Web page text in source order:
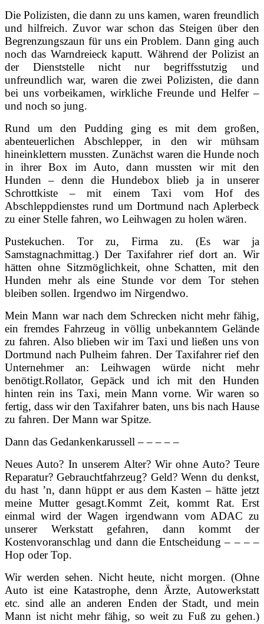
Die Polizisten, die dann zu uns kamen, waren freundlich
und hilfreich. Zuvor war schon das Steigen über den
Begrenzungszaun für uns ein Problem. Dann ging auch
noch das Warndreieck kaputt. Während der Polizist an
der Dienststelle nicht nur begriffsstutzig und
unfreundlich war, waren die zwei Polizisten, die dann
bei uns vorbeikamen, wirkliche Freunde und Helfer –
und noch so jung.
Rund um den Pudding ging es mit dem großen,
abenteuerlichen Abschlepper, in den wir mühsam
hineinklettern mussten. Zunächst waren die Hunde noch
in ihrer Box im Auto, dann mussten wir mit den
Hunden – denn die Hundebox blieb ja in unserer
Schrottkiste – mit einem Taxi vom Hof des
Abschleppdienstes rund um Dortmund nach Aplerbeck
zu einer Stelle fahren, wo Leihwagen zu holen wären.
Pustekuchen. Tor zu, Firma zu. (Es war ja
Samstagnachmittag.) Der Taxifahrer rief dort an. Wir
hätten ohne Sitzmöglichkeit, ohne Schatten, mit den
Hunden mehr als eine Stunde vor dem Tor stehen
bleiben sollen. Irgendwo im Nirgendwo.
Mein Mann war nach dem Schrecken nicht mehr fähig,
ein fremdes Fahrzeug in völlig unbekanntem Gelände
zu fahren. Also blieben wir im Taxi und ließen uns von
Dortmund nach Pulheim fahren. Der Taxifahrer rief den
Unternehmer an: Leihwagen würde nicht mehr
benötigt.Rollator, Gepäck und ich mit den Hunden
hinten rein ins Taxi, mein Mann vorne. Wir waren so
fertig, dass wir den Taxifahrer baten, uns bis nach Hause
zu fahren. Der Mann war Spitze.
Dann das Gedankenkarussell – – – – –
Neues Auto? In unserem Alter? Wir ohne Auto? Teure
Reparatur? Gebrauchtfahrzeug? Geld? Wenn du denkst,
du hast ’n, dann hüppt er aus dem Kasten – hätte jetzt
meine Mutter gesagt.Kommt Zeit, kommt Rat. Erst
einmal wird der Wagen irgendwann vom ADAC zu
unserer Werkstatt gefahren, dann kommt der
Kostenvoranschlag und dann die Entscheidung – – – –
Hop oder Top.
Wir werden sehen. Nicht heute, nicht morgen. (Ohne
Auto ist eine Katastrophe, denn Ärzte, Autowerkstatt
etc. sind alle an anderen Enden der Stadt, und mein
Mann ist nicht mehr fähig, so weit zu Fuß zu gehen.)